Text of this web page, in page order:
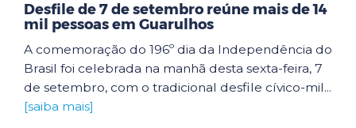
Desfile de 7 de setembro reúne mais de 14
mil pessoas em Guarulhos
A comemoração do 196º dia da Independência do
Brasil foi celebrada na manhã desta sexta-feira, 7
de setembro, com o tradicional desfile cívico-mil...
[saiba mais]